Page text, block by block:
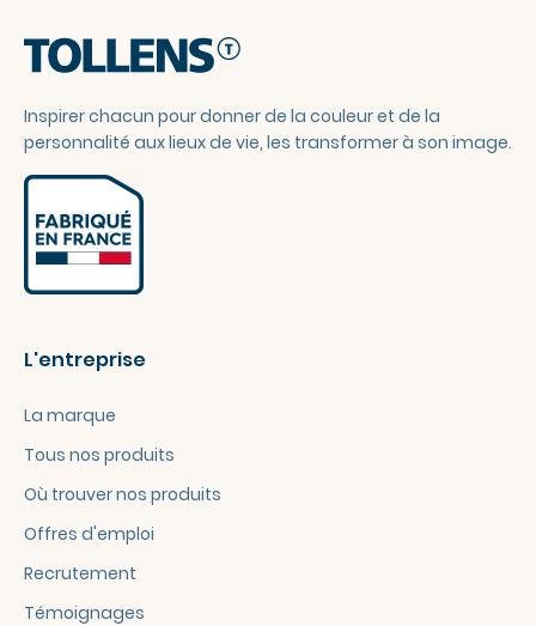
Inspirer chacun pour donner de la couleur et de la
personnalité aux lieux de vie, les transformer à son image.
L'entreprise
La marque
Tous nos produits
Où trouver nos produits
Offres d'emploi
Recrutement
Témoignages